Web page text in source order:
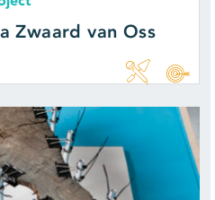
Zwaard van Oss